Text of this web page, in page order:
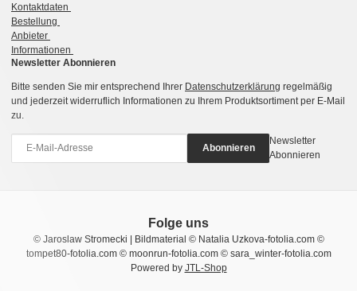
Kontaktdaten
Bestellung
Anbieter
Informationen
Newsletter Abonnieren
Bitte senden Sie mir entsprechend Ihrer Datenschutzerklärung regelmäßig
und jederzeit widerruflich Informationen zu Ihrem Produktsortiment per E-Mail
zu.
Abonnieren
Newsletter
Abonnieren
© Jaroslaw Stromecki | Bildmaterial © Natalia Uzkova-fotolia.com ©
tompet80-fotolia.com © moonrun-fotolia.com © sara_winter-fotolia.com
Powered by JTL-Shop
Folge uns